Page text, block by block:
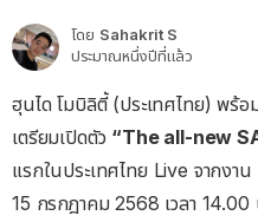
โดย Sahakrit S
ประมาณหนึ่งปีที่แล้ว
ฮุนได โมบิลิตี้ (ประเทศไทย) พร้
เตรียมเปิดตัว “The all-new
แรกในประเทศไทย Live จากง
15 กรกฎาคม 2568 เวลา